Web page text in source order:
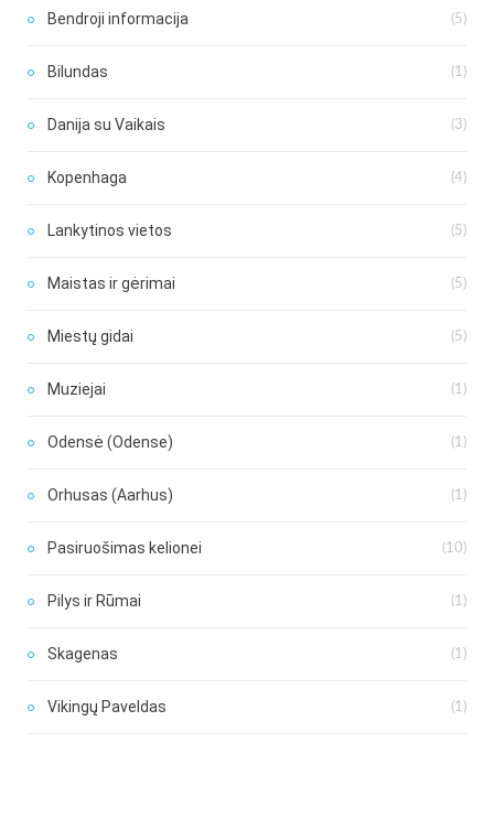
Bendroji informacija (5)
Bilundas (1)
Danija su Vaikais (3)
Kopenhaga (4)
Lankytinos vietos (5)
Maistas ir gėrimai (5)
Miestų gidai (5)
Muziejai (1)
Odensė (Odense) (1)
Orhusas (Aarhus) (1)
Pasiruošimas kelionei (10)
Pilys ir Rūmai (1)
Skagenas (1)
Vikingų Paveldas (1)